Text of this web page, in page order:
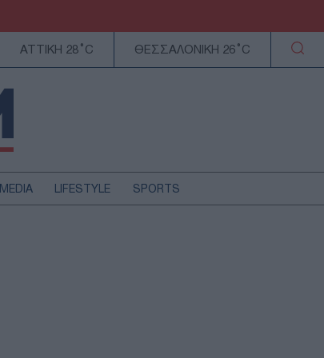
ΑΤΤΙΚΗ 28°C ΘΕΣΣΑΛΟΝΙΚΗ 26°C
MEDIA LIFESTYLE SPORTS